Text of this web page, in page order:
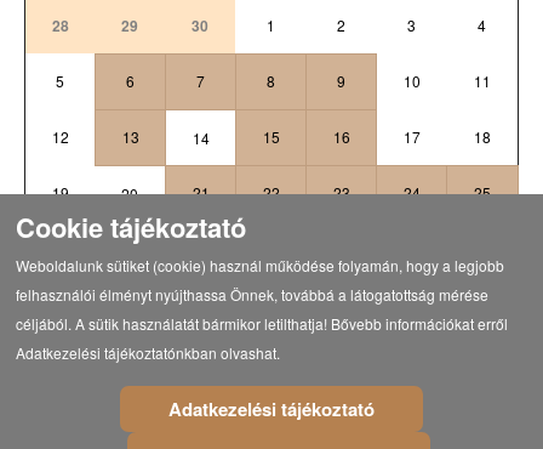
28
29 30 1 2 3 4
5 6 7 8 9 10 11
12 13 14 15 16 17 18
19 20 21 22 23 24 25
27
Vissza a programokhoz
Cookie tájékoztató
Weboldalunk sütiket (cookie) használ működése folyamán, hogy a legjobb
felhasználói élményt nyújthassa Önnek, továbbá a látogatottság mérése
céljából. A sütik használatát bármikor letilthatja! Bővebb információkat erről
Adatkezelési tájékoztatónkban olvashat.
Adatkezelési tájékoztató